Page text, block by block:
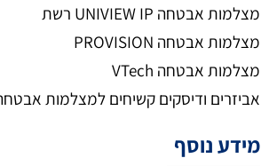
מצלמות אבטחה UNIVIEW IP רשת
מצלמות אבטחה PROVISION
מצלמות אבטחה VTech
אביזרים ודיסקים קשיחים למצלמות
מידע נוסף